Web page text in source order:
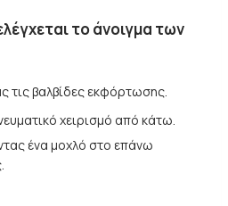
το άνοιγμα των
τις βαλβίδες εκφόρτωσης.
χειρισμό από κάτω.
ένα μοχλό στο επάνω